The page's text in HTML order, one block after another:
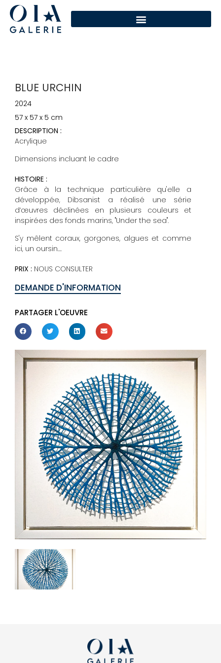
BLUE URCHIN
2024
57 x 57 x 5 cm
DESCRIPTION :
Acrylique
Dimensions incluant le cadre
HISTOIRE :
Grâce à la technique particulière qu'elle a
développée, Dibsanist a réalisé une série
d’œuvres déclinées en plusieurs couleurs et
inspirées des fonds marins, "Under the sea".
S'y mêlent coraux, gorgones, algues et comme
ici, un oursin....
PRIX : NOUS CONSULTER
DEMANDE D'INFORMATION
PARTAGER L'OEUVRE